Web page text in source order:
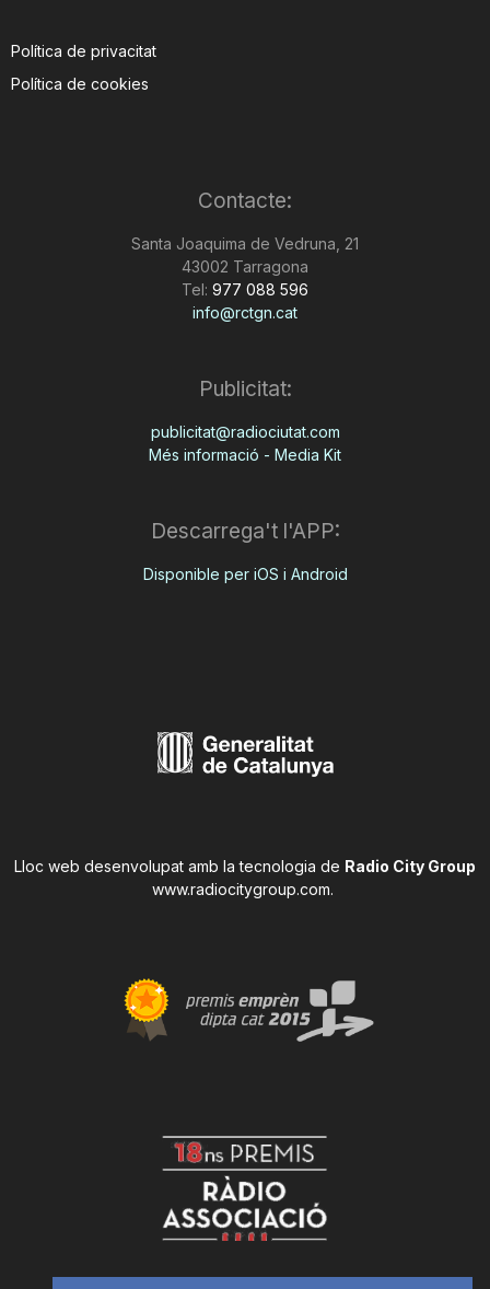
Política de privacitat
Política de cookies
Contacte:
Santa Joaquima de Vedruna, 21
43002 Tarragona
Tel: 977 088 596
info@rctgn.cat
Publicitat:
publicitat@radiociutat.com
Més informació - Media Kit
Descarrega't l'APP:
Disponible per iOS i Android
Lloc web desenvolupat amb la tecnologia de Radio City Group
www.radiocitygroup.com.